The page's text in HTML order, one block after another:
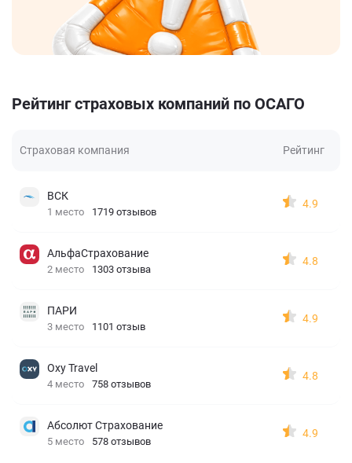
Рейтинг страховых компаний по ОСАГО
Страховая компания Рейтинг
ВСК
1 место 1719 отзывов
4.9
АльфаСтрахование
2 место 1303 отзыва
4.8
ПАРИ
3 место 1101 отзыв
4.9
Oxy Travel
4 место 758 отзывов
4.8
Абсолют Страхование
5 место 578 отзывов
4.9